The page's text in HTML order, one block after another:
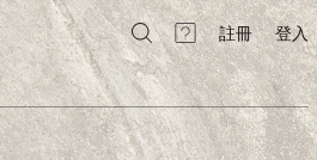
註冊 登入